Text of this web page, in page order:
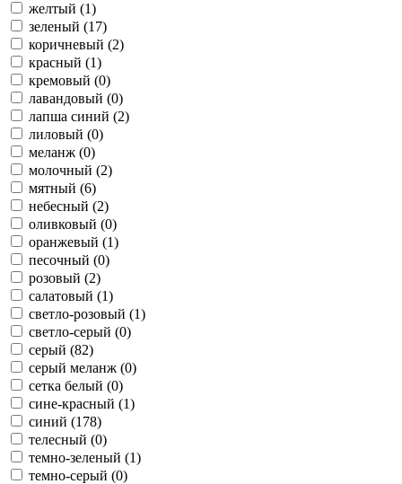
желтый (1)
зеленый (17)
коричневый (2)
красный (1)
кремовый (0)
лавандовый (0)
лапша синий (2)
лиловый (0)
меланж (0)
молочный (2)
мятный (6)
небесный (2)
оливковый (0)
оранжевый (1)
песочный (0)
розовый (2)
салатовый (1)
светло-розовый (1)
светло-серый (0)
серый (82)
серый меланж (0)
сетка белый (0)
сине-красный (1)
синий (178)
телесный (0)
темно-зеленый (1)
темно-серый (0)